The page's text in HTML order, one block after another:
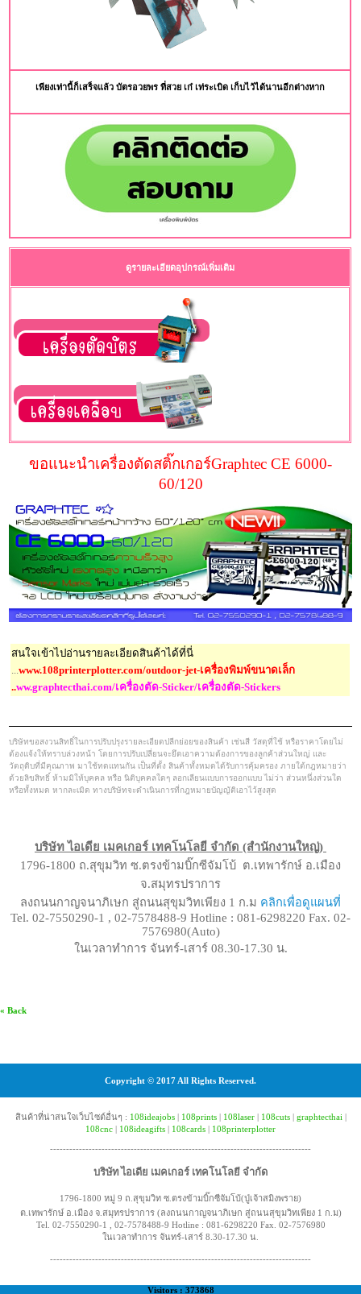
เพียงเท่านี้ก็เสร็จแล้ว บัตรอวยพร ที่สวย เก๋ เท่ระเบิด เก็บไว้ได้นานอีกต่างหาก
ดูรายละเอียดอุปกรณ์เพิ่มเติม
ขอแนะนำเครื่องตัดสติ๊กเกอร์Graphtec CE 6000-
60/120
สนใจเข้าไปอ่านรายละเอียดสินค้าได้ที่นี่
...www.108printerplotter.com/outdoor-jet-เครื่องพิมพ์ขนาดเล็ก
..ww.graphtecthai.com/เครื่องตัด-Sticker/เครื่องตัด-Stickers
บริษัทขอสงวนสิทธิ์ในการปรับปรุงรายละเอียดปลีกย่อยของสินค้า เช่นสี วัสดุที่ใช้ หรือราคาโดยไม่
ต้องแจ้งให้ทราบล่วงหน้า โดยการปรับเปลี่ยนจะยึดเอาความต้องการของลูกค้าส่วนใหญ่ และ
วัตถุดิบที่มีคุณภาพ มาใช้ทดแทนกัน เป็นที่ตั้ง สินค้าทั้งหมดได้รับการคุ้มครอง ภายใต้กฎหมายว่า
ด้วยลิขสิทธิ์ ห้ามมิให้บุคคล หรือ นิติบุคคลใดๆ ลอกเลียนแบบการออกแบบ ไม่ว่า ส่วนหนึ่งส่วนใด
หรือทั้งหมด หากละเมิด ทางบริษัทจะดำเนินการที่กฎหมายบัญญัติเอาไว้สูงสุด
บริษัท ไอเดีย เมคเกอร์ เทคโนโลยี จำกัด (สำนักงานใหญ่)
1796-1800 ถ.สุขุมวิท ซ.ตรงข้ามบิ๊กซีจัมโบ้ ต.เทพารักษ์ อ.เมือง
จ.สมุทรปราการ
ลงถนนกาญจนาภิเษก สู่ถนนสุขุมวิทเพียง 1 ก.ม คลิกเพื่อดูแผนที่
Tel. 02-7550290-1 , 02-7578488-9 Hotline : 081-6298220 Fax. 02-
7576980(Auto)
ในเวลาทำการ จันทร์-เสาร์ 08.30-17.30 น.
« Back
Copyright © 2017 All Rights Reserved.
สินค้าที่น่าสนใจเว็บไซต์อื่นๆ : 108ideajobs| 108prints| 108laser| 108cuts| graphtecthai
108cnc
108ideagifts 108cards
108printerplotter
---------------------------------------------------------------------------------
บริษัท ไอเดีย เมคเกอร์ เทคโนโลยี จำกัด
1796-1800 หมู่ 9 ถ.สุขุมวิท ซ.ตรงข้ามบิ๊กซีจัมโบ้(ปู่เจ้าสมิงพราย)
ต.เทพารักษ์ อ.เมือง จ.สมุทรปราการ (ลงถนนกาญจนาภิเษก สู่ถนนสุขุมวิทเพียง 1 ก.ม)
Tel. 02-7550290-1 , 02-7578488-9 Hotline : 081-6298220 Fax. 02-7576980
ในเวลาทำการ จันทร์-เสาร์ 8.30-17.30 น.
---------------------------------------------------------------------------------
Visitors : 373868